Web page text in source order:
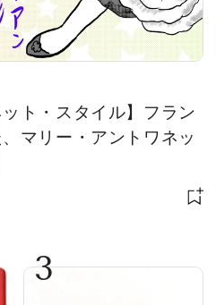
ト・スタイル】フラン
マリー・アントワネッ
3